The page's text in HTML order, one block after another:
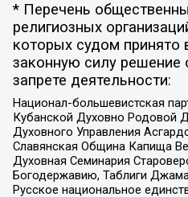
* Перечень
религиозных
которых судом принято
законную силу решение
запрете деятельности:
Национал-большевистская
Кубанской Духовно Родовой
Духовного Управления
Славянская Община Капища
Духовная Семинария
Богодержавию, Таблиги
Русское национальное